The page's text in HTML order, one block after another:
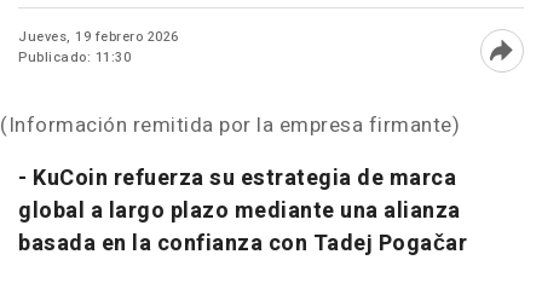
Jueves, 19 febrero 2026
Publicado: 11:30
(Información remitida por la empresa firmante)
- KuCoin refuerza su estrategia de marca
global a largo plazo mediante una alianza
basada en la confianza con Tadej Pogačar